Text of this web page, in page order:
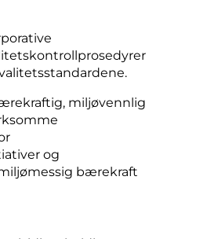
miljøvennlig
og
bærekraft